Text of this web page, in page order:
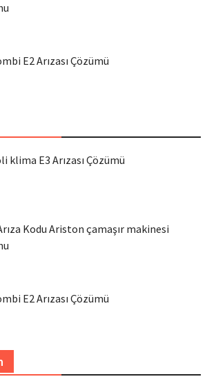
E2 Arızası Çözümü
klima E3 Arızası Çözümü
Kodu Ariston çamaşır makinesi
E2 Arızası Çözümü